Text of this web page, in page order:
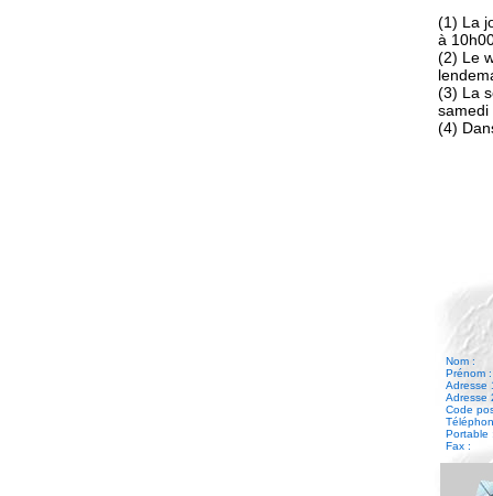
(1) La
à
(2) Le
(3) La
samedi
(4)
Nom :
Prénom :
Adresse
Adresse
Code
Portable
Fax :